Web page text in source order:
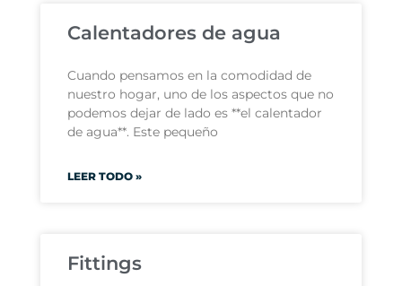
Calentadores de agua
Cuando pensamos en la comodidad de
nuestro hogar, uno de los aspectos que no
podemos dejar de lado es **el calentador
de agua**. Este pequeño
LEER TODO »
Fittings